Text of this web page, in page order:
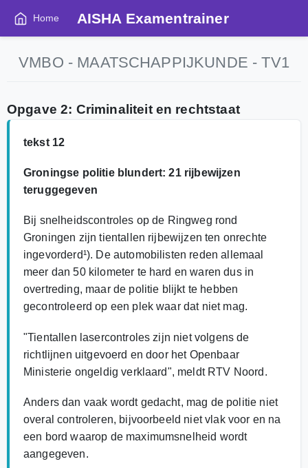
Home AISHA Examentrainer
VMBO - MAATSCHAPPIJKUNDE - TV1
Opgave 2: Criminaliteit en rechtstaat
tekst 12
Groningse politie blundert: 21 rijbewijzen
teruggegeven
Bij snelheidscontroles op de Ringweg rond
Groningen zijn tientallen rijbewijzen ten onrechte
ingevorderd¹). De automobilisten reden allemaal
meer dan 50 kilometer te hard en waren dus in
overtreding, maar de politie blijkt te hebben
gecontroleerd op een plek waar dat niet mag.
"Tientallen lasercontroles zijn niet volgens de
richtlijnen uitgevoerd en door het Openbaar
Ministerie ongeldig verklaard", meldt RTV Noord.
Anders dan vaak wordt gedacht, mag de politie niet
overal controleren, bijvoorbeeld niet vlak voor en na
een bord waarop de maximumsnelheid wordt
aangegeven.